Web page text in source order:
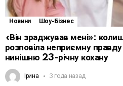
Новини Шоу-Бізнес
«Він зраджував мені»:
розповіла неприємну
нинішню 23-річну кохану
Ірина 3 года назад